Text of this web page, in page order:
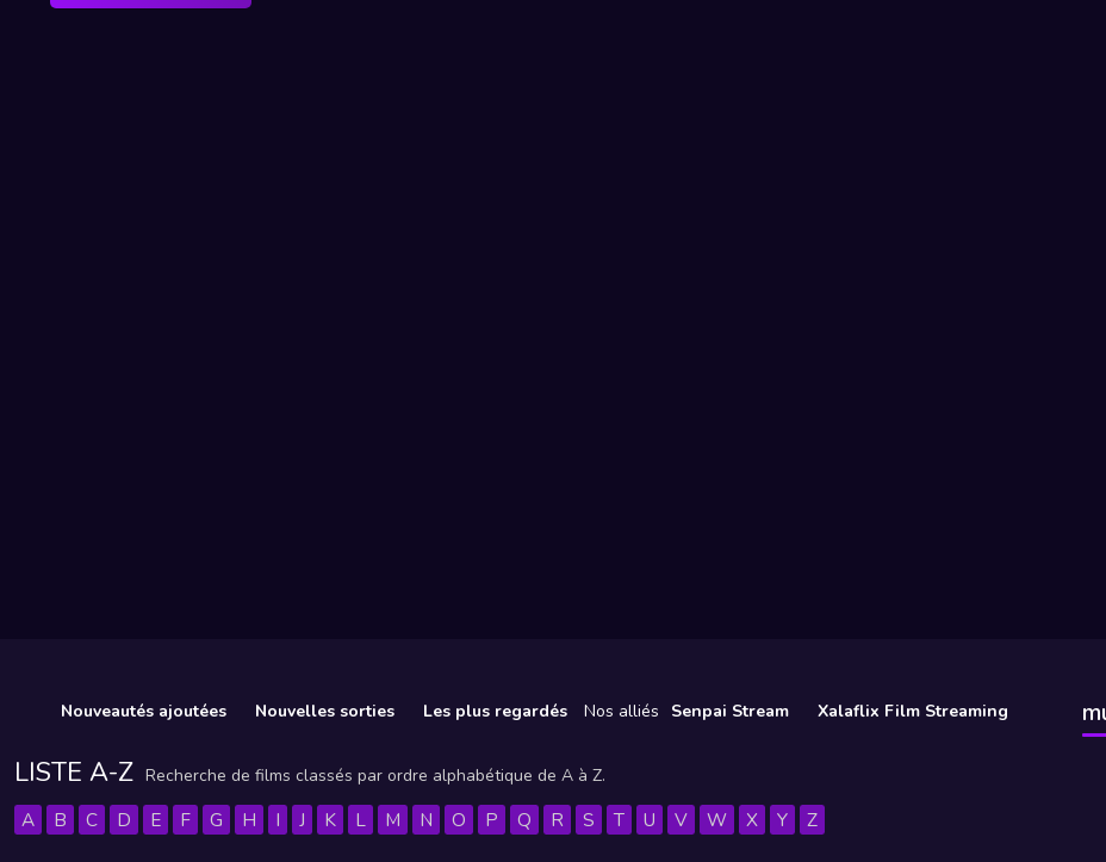
Nouveautés ajoutées Nouvelles sorties Les plus regardés Nos alliés Senpai Stream Xalaflix Film Streaming
LISTE A-Z Recherche de films classés par ordre alphabétique de A à Z.
A B C D E F G H I J K L M N O P Q R S T U V W X Y Z